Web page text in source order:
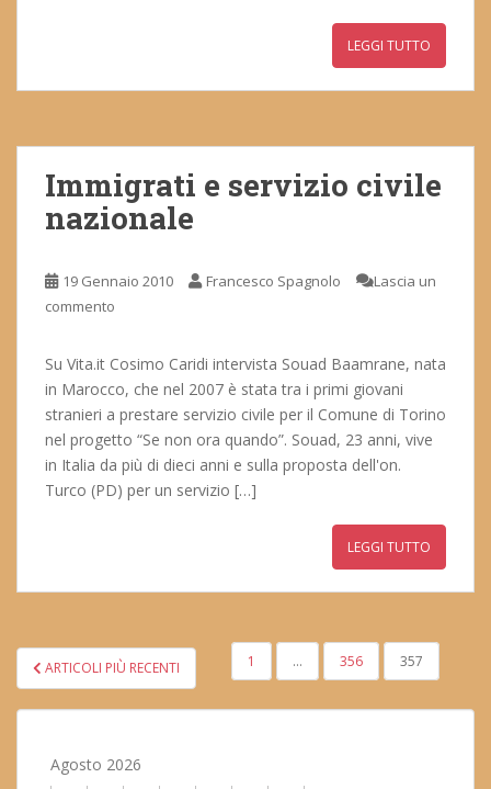
LEGGI TUTTO
Immigrati e servizio civile
nazionale
19 Gennaio 2010 Francesco Spagnolo
Lascia un
commento
Su Vita.it Cosimo Caridi intervista Souad Baamrane, nata
in Marocco, che nel 2007 è stata tra i primi giovani
stranieri a prestare servizio civile per il Comune di Torino
nel progetto “Se non ora quando”. Souad, 23 anni, vive
in Italia da più di dieci anni e sulla proposta dell'on.
Turco (PD) per un servizio […]
LEGGI TUTTO
PAGINAZIONE
DEGLI
ARTICOLI
ARTICOLI PIÙ RECENTI 1 … 356 357
Agosto 2026